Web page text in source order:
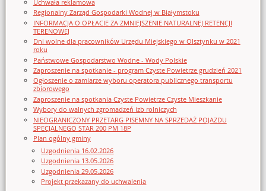
Uchwała reklamowa
Regionalny Zarząd Gospodarki Wodnej w Białymstoku
INFORMACJA O OPŁACIE ZA ZMNIEJSZENIE NATURALNEJ RETENCJI
TERENOWEJ
Dni wolne dla pracowników Urzędu Miejskiego w Olsztynku w 2021
roku
Państwowe Gospodarstwo Wodne - Wody Polskie
Zaproszenie na spotkanie - program Czyste Powietrze grudzień 2021
Ogłoszenie o zamiarze wyboru operatora publicznego transportu
zbiorowego
Zaproszenie na spotkania Czyste Powietrze Czyste Mieszkanie
Wybory do walnych zgromadzeń izb rolniczych
NIEOGRANICZONY PRZETARG PISEMNY NA SPRZEDAŻ POJAZDU
SPECJALNEGO STAR 200 PM 18P
Plan ogólny gminy
Uzgodnienia 16.02.2026
Uzgodnienia 13.05.2026
Uzgodnienia 29.05.2026
Projekt przekazany do uchwalenia